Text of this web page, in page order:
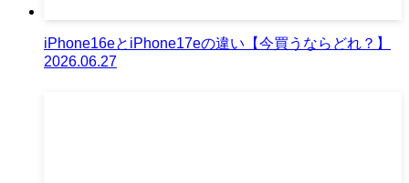
iPhone16eとiPhone17eの違い【今買うならどれ？】
2026.06.27